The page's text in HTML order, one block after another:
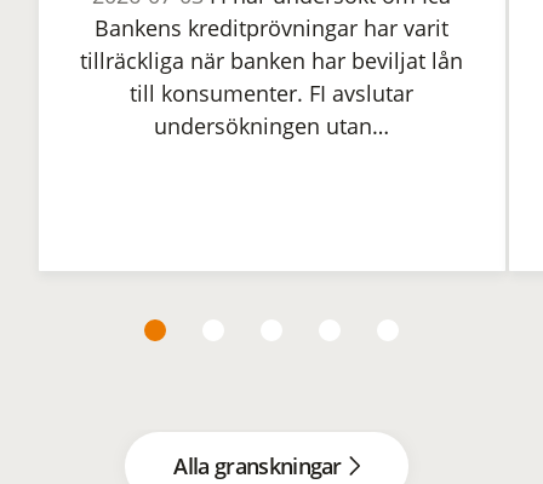
Bankens kreditprövningar har varit
tillräckliga när banken har beviljat lån
till konsumenter. FI avslutar
undersökningen utan…
Alla granskningar